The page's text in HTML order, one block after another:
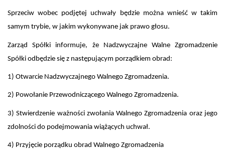
Sprzeciw wobec podjętej uchwały będzie można wnieść w takim
samym trybie, w jakim wykonywane jak prawo głosu.
Zarząd Spółki informuje, że Nadzwyczajne Walne Zgromadzenie
Spółki odbędzie się z następującym porządkiem obrad:
1) Otwarcie Nadzwyczajnego Walnego Zgromadzenia.
2) Powołanie Przewodniczącego Walnego Zgromadzenia.
3) Stwierdzenie ważności zwołania Walnego Zgromadzenia oraz jego
zdolności do podejmowania wiążących uchwał.
4) Przyjęcie porządku obrad Walnego Zgromadzenia